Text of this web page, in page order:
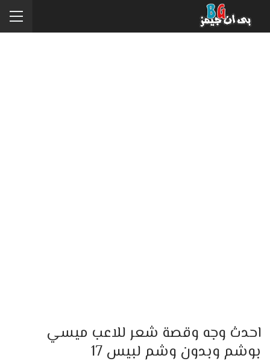
احدث وجه وقصة شعر للاعب ميسي
بوشم وبدون وشم لبيس 17